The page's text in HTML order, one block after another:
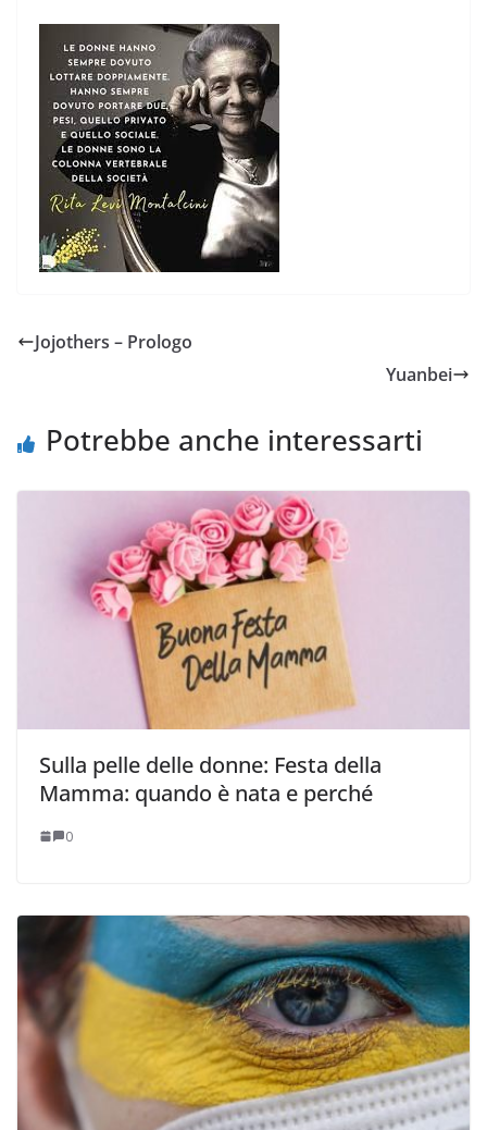
Jojothers – Prologo
Yuanbei
Potrebbe anche interessarti
Sulla pelle delle donne: Festa della
Mamma: quando è nata e perché
0